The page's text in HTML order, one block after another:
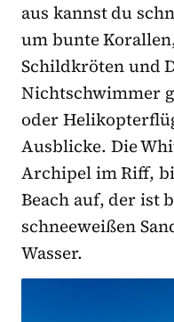
aus kannst du
um bunte
Schildkröten und
Nichtschwimmer
oder
Ausblicke. Die
Archipel im Riff,
Beach auf, der ist
schneeweißen
Wasser.